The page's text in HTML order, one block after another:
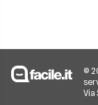
©
Via